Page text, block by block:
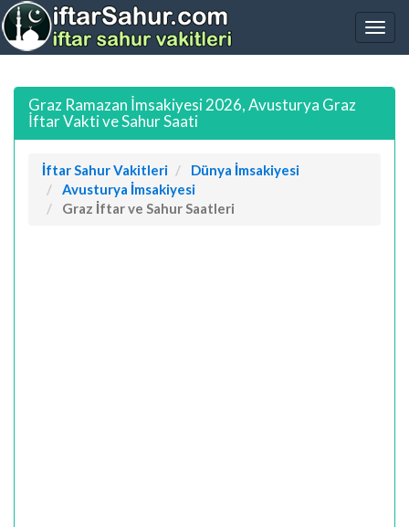
Graz Ramazan İmsakiyesi 2026, Avusturya Graz
İftar Vakti ve Sahur Saati
İftar Sahur Vakitleri
Dünya İmsakiyesi
Avusturya İmsakiyesi
Graz İftar ve Sahur Saatleri